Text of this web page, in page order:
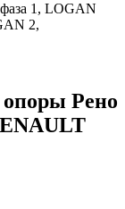
1, LOGAN
2,
Рено